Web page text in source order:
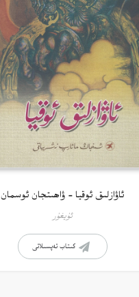
ئاۋازلىق ئوقيا – ۋاھىتجان ئوسمان
ئۇيغۇر
كىتاب تەپسىلاتى